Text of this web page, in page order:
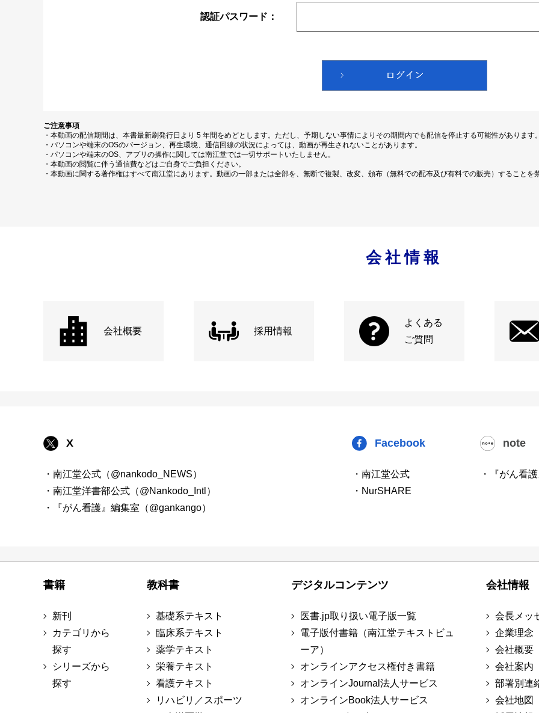
認証パスワード：
ご注意事項
・本動画の配信期間は、本書最新刷発行日より 5 年間をめどとします。ただし、予期しない事情によりその期間内でも配信を停止する可能性があります。
・パソコンや端末のOSのバージョン、再生環境、通信回線の状況によっては、動画が再生されないことがあります。
・パソコンや端末のOS、アプリの操作に関しては南江堂では一切サポートいたしません。
・本動画の閲覧に伴う通信費などはご自身でご負担ください。
・本動画に関する著作権はすべて南江堂にあります。動画の一部または全部を、無断で複製、改変、頒布（無料での配布及び有料での販売）することを
会社情報
会社概要 採用情報
よくある
ご質問
X
・南江堂公式（@nankodo_NEWS）
・南江堂洋書部公式（@Nankodo_Intl）
・『がん看護』編集室（@gankango）
Facebook
・南江堂公式
・NurSHARE
note
・『がん看
書籍
新刊
カテゴリから
探す
シリーズから
探す
教科書
基礎系テキスト
臨床系テキスト
薬学テキスト
栄養テキスト
看護テキスト
リハビリ／スポーツ
デジタルコンテンツ
医書.jp取り扱い電子版一覧
電子版付書籍（南江堂テキストビュ
ーア）
オンラインアクセス権付き書籍
オンラインJournal法人サービス
オンラインBook法人サービス
会社情報
会長メッ
企業理念
会社概要
会社案内
部署別連
会社地図